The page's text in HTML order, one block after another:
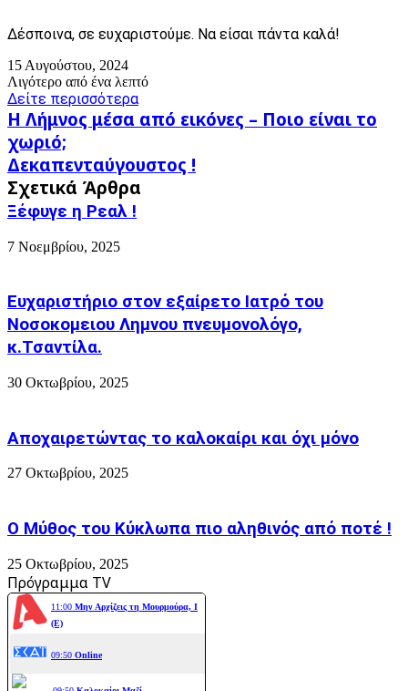
Δέσποινα, σε ευχαριστούμε. Να είσαι πάντα καλά!
15 Αυγούστου, 2024
Λιγότερο από ένα λεπτό
Δείτε περισσότερα
Η
Λήμνος
μέσα
από
εικόνες
–
Ποιο
το
Η Λήμνος μέσα από εικόνες – Ποιο είναι το
χωριό;
Δεκαπενταύγουστος
!
Δεκαπενταύγουστος !
Σχετικά Άρθρα
Ξέφυγε η Ρεαλ !
7 Νοεμβρίου, 2025
Ευχαριστήριο στον εξαίρετο Ιατρό του
Νοσοκομειου Λημνου πνευμονολόγο,
κ.Τσαντίλα.
30 Οκτωβρίου, 2025
Αποχαιρετώντας το καλοκαίρι και όχι μόνο
27 Οκτωβρίου, 2025
Ο Μύθος του Κύκλωπα πιο αληθινός από ποτέ !
25 Οκτωβρίου, 2025
Πρόγραμμα TV